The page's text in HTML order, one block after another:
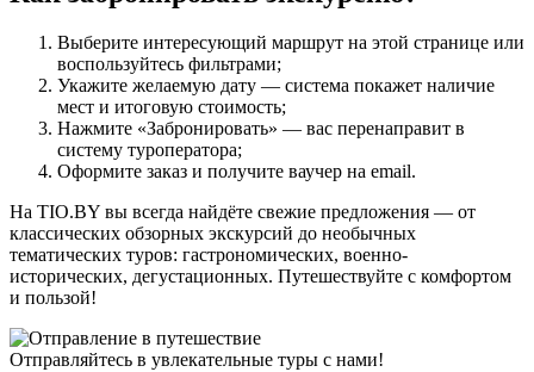
Выберите интересующий маршрут на этой странице или
воспользуйтесь фильтрами;
Укажите желаемую дату — система покажет наличие
мест и итоговую стоимость;
Нажмите «Забронировать» — вас перенаправит в
систему туроператора;
Оформите заказ и получите ваучер на email.
На TIO.BY вы всегда найдёте свежие предложения — от
классических обзорных экскурсий до необычных
тематических туров: гастрономических, военно-
исторических, дегустационных. Путешествуйте с комфортом
и пользой!
Отправляйтесь в увлекательные туры с нами!